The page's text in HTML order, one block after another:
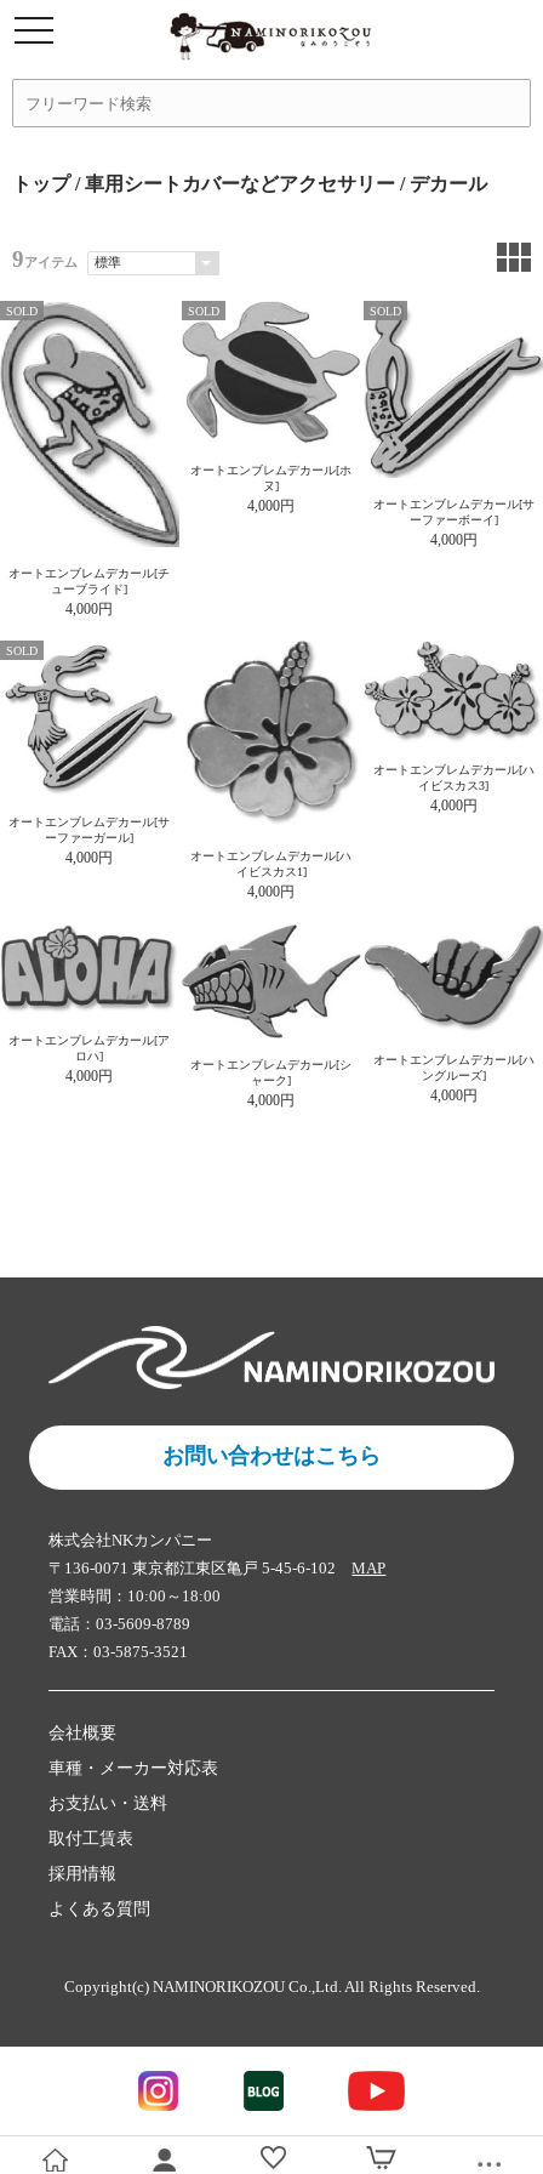
トップ/車用シートカバーなどアクセサリー / デカール
9アイテム
SOLD
オートエンブレムデカール[チ
ューブライド]
4,000円
SOLD
オートエンブレムデカール[ホ
ヌ]
4,000円
SOLD
オートエンブレムデカール[サ
ーファーボーイ]
4,000円
SOLD
オートエンブレムデカール[サ
ーファーガール]
4,000円
オートエンブレムデカール[ハ
イビスカス1]
4,000円
オートエンブレムデカール[ハ
イビスカス3]
4,000円
オートエンブレムデカール[ア
ロハ]
4,000円
オートエンブレムデカール[シ
ャーク]
4,000円
オートエンブレムデカール[ハ
ングルーズ]
4,000円
お問い合わせはこちら
株式会社NKカンパニー
〒136-0071 東京都江東区亀戸 5-45-6-102MAP
営業時間：10:00～18:00
電話：03-5609-8789
FAX：03-5875-3521
会社概要
車種・メーカー対応表
お支払い・送料
取付工賃表
採用情報
よくある質問
Copyright(c) NAMINORIKOZOU Co.,Ltd. All Rights Reserved.